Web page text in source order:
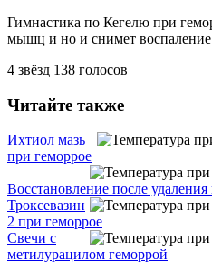
Гимнастика по Кегелю при
мышц и но и снимет
4 звёзд 138 голосов
Читайте также
Ихтиол мазь
при геморрое
Восстановление после удаления
Троксевазин
2 при геморрое
Свечи с
метилурацилом геморрой